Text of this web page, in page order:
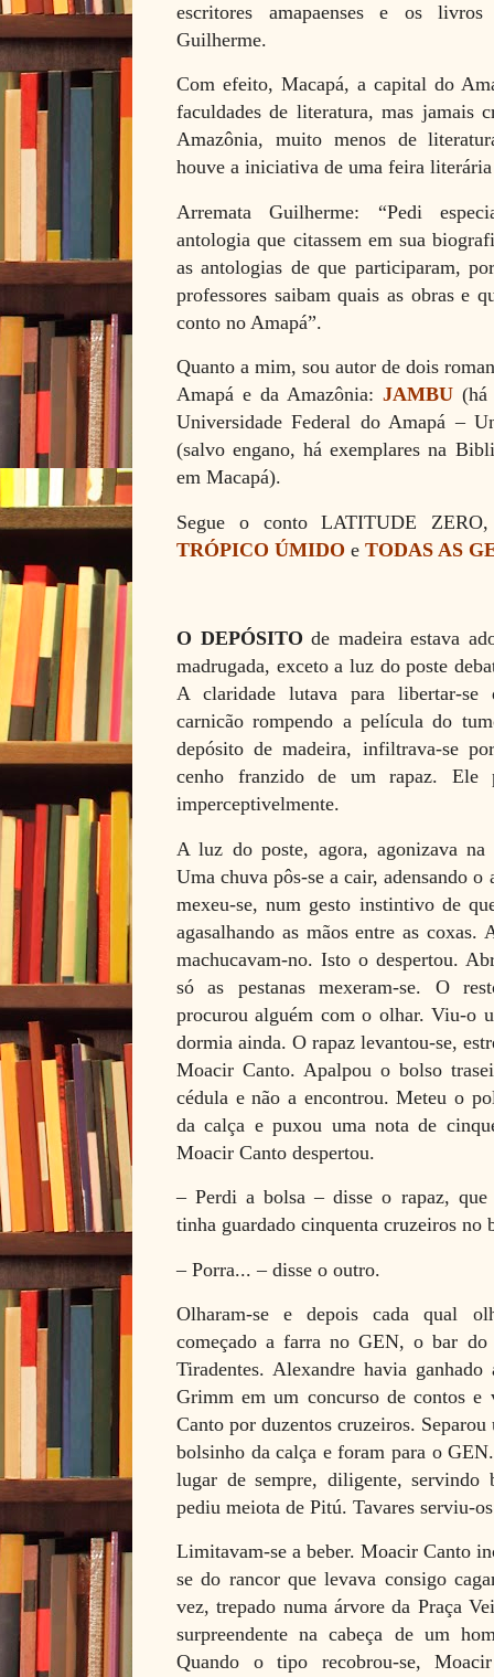
escritores amapaenses e os
Guilherme.
Com efeito, Macapá, a capital do
faculdades de literatura, mas jamais
Amazônia, muito menos de
houve a iniciativa de uma feira
Arremata Guilherme: “Pedi
antologia que citassem em sua
as antologias de que participaram,
professores saibam quais as obras e
conto no Amapá”.
Quanto a mim, sou autor de dois
Amapá e da Amazônia: JAMBU (há
Universidade Federal do Amapá –
(salvo engano, há exemplares na
em Macapá).
Segue o conto LATITUDE
TRÓPICO ÚMIDO e TODAS AS
O DEPÓSITO de madeira estava
madrugada, exceto a luz do poste
A claridade lutava para libertar-se
carnicão rompendo a película do
depósito de madeira, infiltrava-se
cenho franzido de um rapaz. Ele
imperceptivelmente.
A luz do poste, agora, agonizava na
Uma chuva pôs-se a cair, adensando
mexeu-se, num gesto instintivo de
agasalhando as mãos entre as coxas.
machucavam-no. Isto o despertou.
só as pestanas mexeram-se. O
procurou alguém com o olhar. Viu-o
dormia ainda. O rapaz levantou-se,
Moacir Canto. Apalpou o bolso
cédula e não a encontrou. Meteu o
da calça e puxou uma nota de
Moacir Canto despertou.
– Perdi a bolsa – disse o rapaz,
tinha guardado cinquenta cruzeiros no
– Porra... – disse o outro.
Olharam-se e depois cada qual
começado a farra no GEN, o bar
Tiradentes. Alexandre havia
Grimm em um concurso de contos e
Canto por duzentos cruzeiros.
bolsinho da calça e foram para o
lugar de sempre, diligente, servindo
pediu meiota de Pitú. Tavares serviu-
Limitavam-se a beber. Moacir Canto
se do rancor que levava consigo
vez, trepado numa árvore da Praça
surpreendente na cabeça de um
Quando o tipo recobrou-se,